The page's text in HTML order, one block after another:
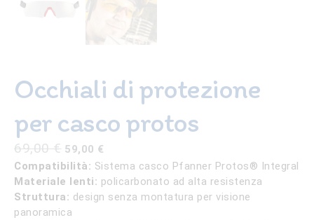
Occhiali di protezione
per casco protos
69,00€ Il
prezzo
originale
era:
69,00 €.
59,00 €
prezzo
attuale
è:
Compatibilità: Sistema casco Pfanner Protos® Integral
Materiale lenti: policarbonato ad alta resistenza
Struttura: design senza montatura per visione
panoramica